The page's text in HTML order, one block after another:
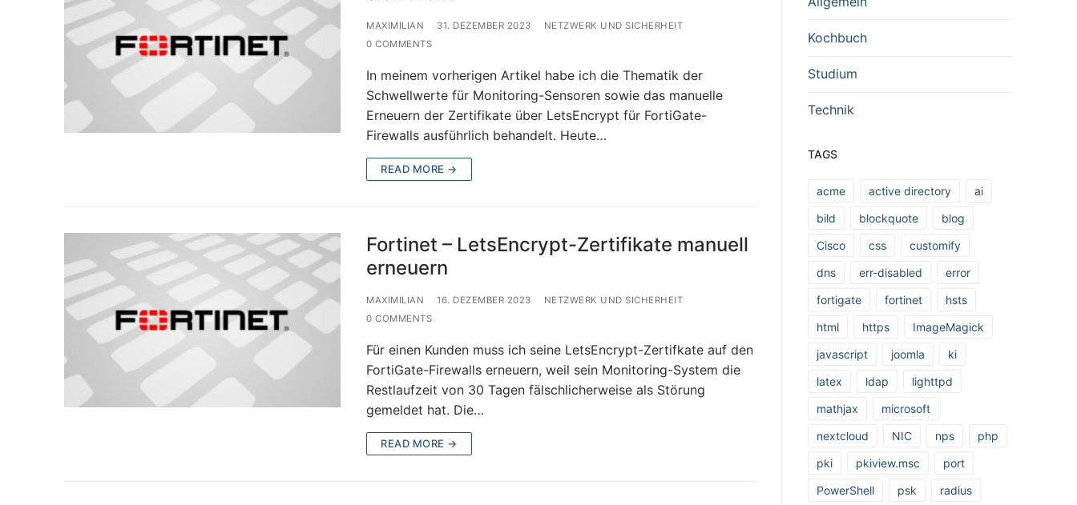
MAXIMILIAN 31. DEZEMBER 2023
NETZWERK UND SICHERHEIT
0 COMMENTS
In meinem vorherigen Artikel habe ich die Thematik der
Schwellwerte für Monitoring-Sensoren sowie das manuelle
Erneuern der Zertifikate über LetsEncrypt für FortiGate-
Firewalls ausführlich behandelt. Heute…
READ MORE →
Fortinet – LetsEncrypt-Zertifikate manuell
erneuern
MAXIMILIAN 16. DEZEMBER 2023
NETZWERK UND SICHERHEIT
0 COMMENTS
Für einen Kunden muss ich seine LetsEncrypt-Zertifkate auf den
FortiGate-Firewalls erneuern, weil sein Monitoring-System die
Restlaufzeit von 30 Tagen fälschlicherweise als Störung
gemeldet hat. Die…
READ MORE →
Kochbuch
Studium
Technik
TAGS
acme active directory
ai
bild
blockquote
blog
Cisco
css
customify
dns
err-disabled
error
fortigate
fortinet
hsts
html
https
ImageMagick
javascript
joomla
ki
latex
ldap
lighttpd
mathjax
microsoft
nextcloud
NIC nps
php
pki
pkiview.msc
port
PowerShell
psk
radius